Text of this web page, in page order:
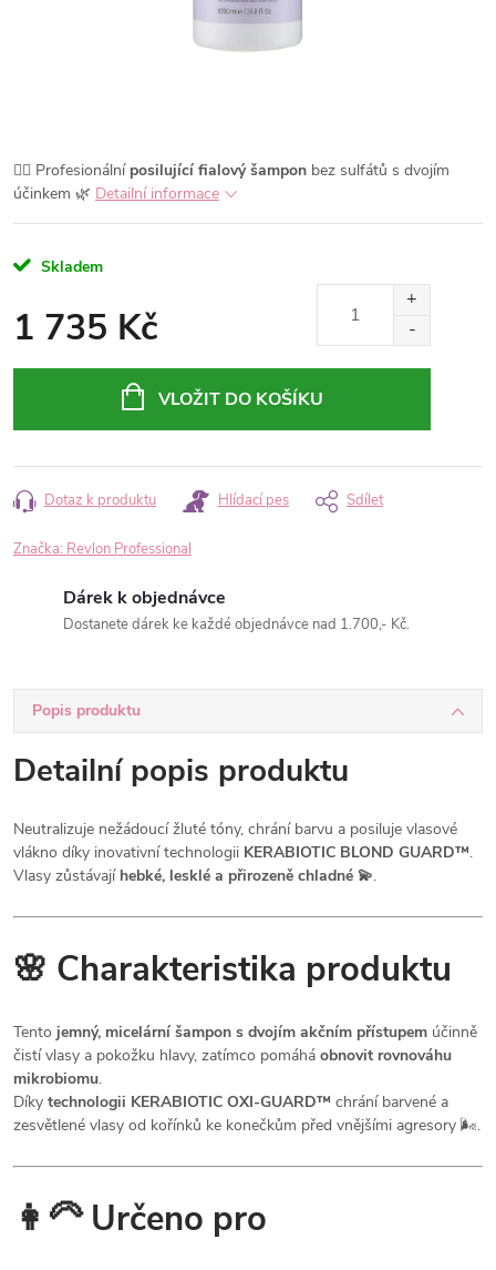
💆‍♀️ Profesionální posilující fialový šampon bez sulfátů s dvojím
účinkem 🌿 Detailní informace
Skladem
1 735 Kč
VLOŽIT DO KOŠÍKU
Dotaz k produktu Hlídací pes Sdílet
Značka: Revlon Professional
Dárek k objednávce
Dostanete dárek ke každé objednávce nad 1.700,- Kč.
Popis produktu
Detailní popis produktu
Neutralizuje nežádoucí žluté tóny, chrání barvu a posiluje vlasové
vlákno díky inovativní technologii KERABIOTIC BLOND GUARD™.
Vlasy zůstávají hebké, lesklé a přirozeně chladné 💫.
🌸 Charakteristika produktu
Tento jemný, micelární šampon s dvojím akčním přístupem účinně
čistí vlasy a pokožku hlavy, zatímco pomáhá obnovit rovnováhu
mikrobiomu.
Díky technologii KERABIOTIC OXI-GUARD™ chrání barvené a
zesvětlené vlasy od kořínků ke konečkům před vnějšími agresory 🌬️.
👩‍🦳Určeno pro